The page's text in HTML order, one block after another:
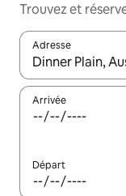
Trouvez et
Adresse
Lorsque les
Arrivée
Départ